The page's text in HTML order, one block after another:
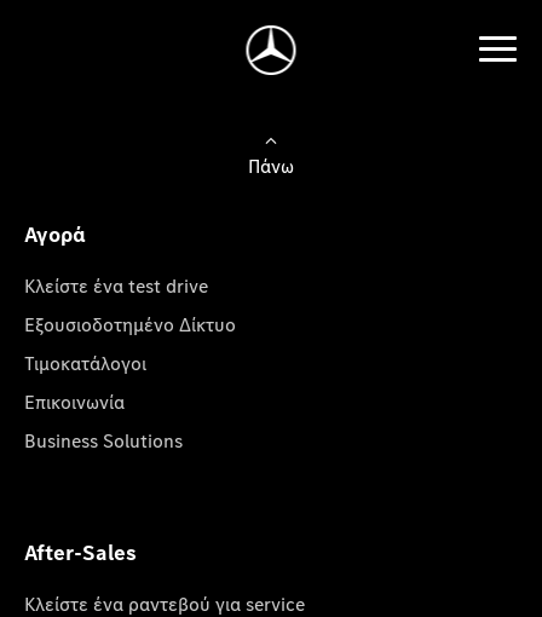
Πάνω
Αγορά
Κλείστε ένα test drive
Εξουσιοδοτημένο Δίκτυο
Τιμοκατάλογοι
Επικοινωνία
Business Solutions
After-Sales
Κλείστε ένα ραντεβού για service